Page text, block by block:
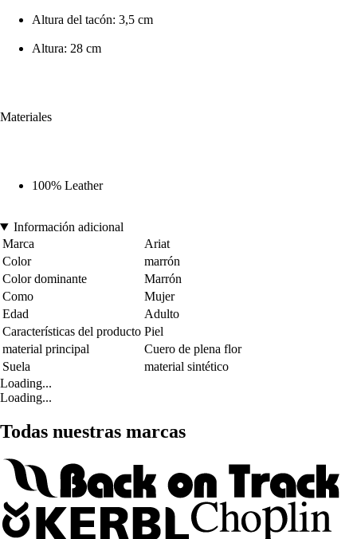
Altura del tacón: 3,5 cm
Altura: 28 cm
Materiales
100% Leather
Información adicional
Marca
Ariat
Color
marrón
Color dominante
Marrón
Como
Mujer
Edad
Adulto
Características del producto Piel
material principal
Cuero de plena flor
Suela
material sintético
Loading...
Loading...
Todas nuestras marcas